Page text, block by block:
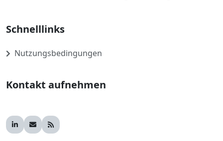
Schnelllinks
Nutzungsbedingungen
Kontakt aufnehmen